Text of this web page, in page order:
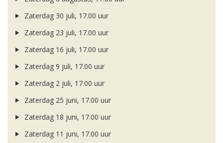
Zaterdag 30 juli, 17.00 uur
Zaterdag 23 juli, 17.00 uur
Zaterdag 16 juli, 17.00 uur
Zaterdag 9 juli, 17.00 uur
Zaterdag 2 juli, 17.00 uur
Zaterdag 25 juni, 17.00 uur
Zaterdag 18 juni, 17.00 uur
Zaterdag 11 juni, 17.00 uur